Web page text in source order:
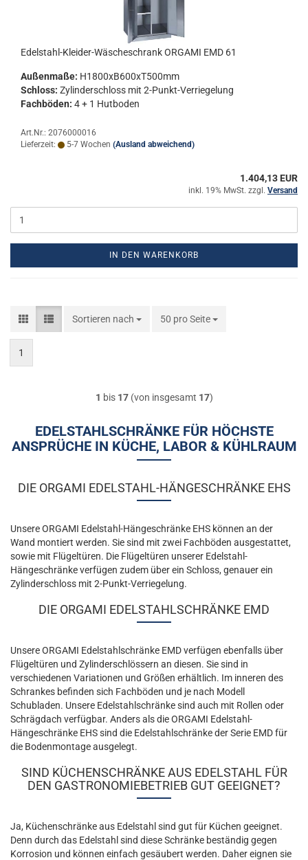
Edelstahl-​​Kleider-​Wäscheschrank OR­GA­MI EMD 61
Au­ßen­ma­ße: H1800xB600xT500mm
Schloss: Zy­lin­der­schloss mit 2-​Punkt-Verriegelung
Fach­bö­den: 4 + 1 Hut­bo­den
Art.Nr.: 2076000016
Lieferzeit:
5-7 Wochen (Ausland abweichend)
1.404,13 EUR
inkl. 19% MwSt. zzgl. Versand
IN DEN WARENKORB
Sortieren nach
Sortieren nach 50 pro Seite
pro Seite
1
1 bis 17(von insgesamt 17)
EDELSTAHLSCHRÄNKE FÜR HÖCHSTE
ANSPRÜCHE IN KÜCHE, LABOR & KÜHLRAUM
DIE ORGAMI EDELSTAHL-HÄNGESCHRÄNKE EHS
Unsere ORGAMI Edelstahl-Hängeschränke EHS können an der
Wand montiert werden. Sie sind mit zwei Fachböden ausgestattet,
sowie mit Flügeltüren. Die Flügeltüren unserer Edelstahl-
Hängeschränke verfügen zudem über ein Schloss, genauer ein
Zylinderschloss mit 2-Punkt-Verriegelung.
DIE ORGAMI EDELSTAHLSCHRÄNKE EMD
Unsere ORGAMI Edelstahlschränke EMD verfügen ebenfalls über
Flügeltüren und Zylinderschlössern an diesen. Sie sind in
verschiedenen Variationen und Größen erhältlich. Im inneren des
Schrankes befinden sich Fachböden und je nach Modell
Schubladen. Unsere Edelstahlschränke sind auch mit Rollen oder
Schrägdach verfügbar. Anders als die ORGAMI Edelstahl-
Hängeschränke EHS sind die Edelstahlschränke der Serie EMD für
die Bodenmontage ausgelegt.
SIND KÜCHENSCHRÄNKE AUS EDELSTAHL FÜR
DEN GASTRONOMIEBETRIEB GUT GEEIGNET?
Ja, Küchenschränke aus Edelstahl sind gut für Küchen geeignet.
Denn durch das Edelstahl sind diese Schränke beständig gegen
Korrosion und können einfach gesäubert werden. Daher eignen sie